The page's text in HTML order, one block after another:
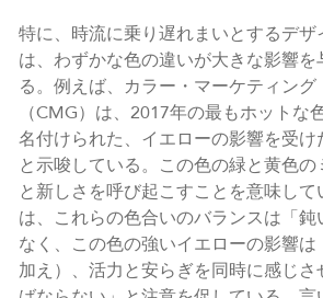
特に、時流に乗り遅れまいとするデザ
は、わずかな色の違いが大きな影響を
る。例えば、カラー・マーケティング
（CMG）は、2017年の最もホットな
名付けられた、イエローの影響を受け
と示唆している。この色の緑と黄色
と新しさを呼び起こすことを意味し
は、これらの色合いのバランスは「
なく、この色の強いイエローの影響は
加え）、活力と安らぎを同時に感じ